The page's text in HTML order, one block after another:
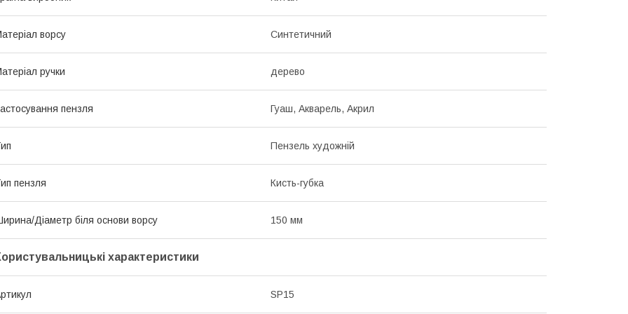
ворсу Синтетичний
ручки дерево
пензля Гуаш, Акварель, Акрил
Пензель художній
пензля Кисть-губка
Діаметр біля основи ворсу 150 мм
характеристики
SP15